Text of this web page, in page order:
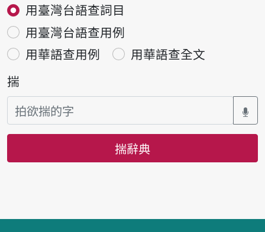
用臺灣台語查詞目
用臺灣台語查用例
用華語查用例
用華語查全文
揣
揣辭典